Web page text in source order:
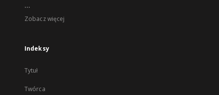
...
Zobacz więcej
Indeksy
Tytuł
Twórca